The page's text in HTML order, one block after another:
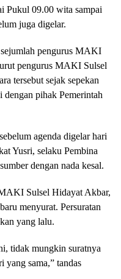
Pukul 09.00 wita sampai
juga digelar.
pengurus MAKI
pengurus MAKI Sulsel
tersebut sejak sepekan
pihak Pemerintah
agenda digelar hari
Yusri, selaku Pembina
dengan nada kesal.
Sulsel Hidayat Akbar,
menyurat. Persuratan
yang lalu.
tidak mungkin suratnya
sama,” tandas